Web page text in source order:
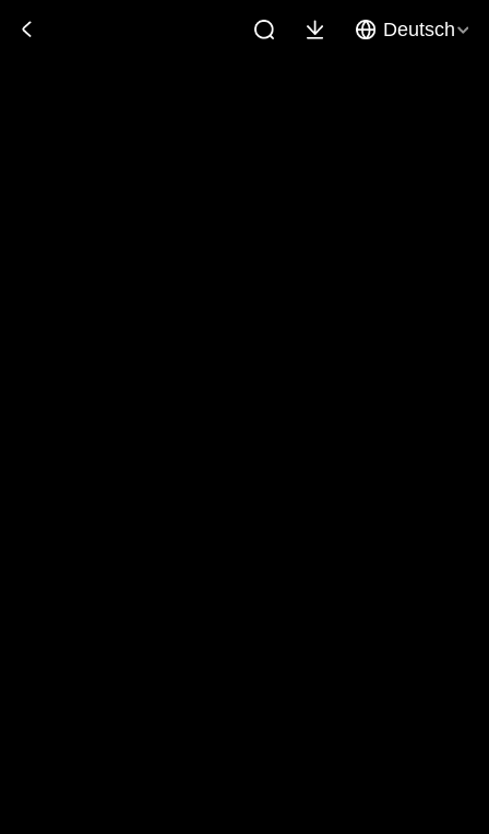
Deutsch